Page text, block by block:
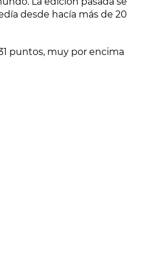
desde hacía más de 20
puntos, muy por encima